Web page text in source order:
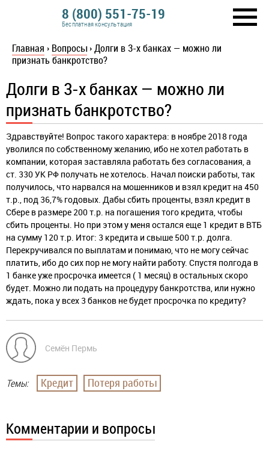
8 (800) 551-75-19
Бесплатная консультация
Главная › Вопросы ›Долги в 3-х банках — можно ли
признать банкротство?
Долги в 3-х банках — можно ли
признать банкротство?
Здравствуйте! Вопрос такого характера: в ноябре 2018 года
уволился по собственному желанию, ибо не хотел работать в
компании, которая заставляла работать без согласования, а
ст. 330 УК РФ получать не хотелось. Начал поиски работы, так
получилось, что нарвался на мошенников и взял кредит на 450
т.р., под 36,7% годовых. Дабы сбить проценты, взял кредит в
Сбере в размере 200 т.р. на погашения того кредита, чтобы
сбить проценты. Но при этом у меня остался еще 1 кредит в ВТБ
на сумму 120 т.р. Итог: 3 кредита и свыше 500 т.р. долга.
Перекручивался по выплатам и понимаю, что не могу сейчас
платить, ибо до сих пор не могу найти работу. Спустя полгода в
1 банке уже просрочка имеется ( 1 месяц) в остальных скоро
будет. Можно ли подать на процедуру банкротства, или нужно
ждать, пока у всех 3 банков не будет просрочка по кредиту?
Семён Пермь
Темы: Кредит Потеря работы
Комментарии и вопросы